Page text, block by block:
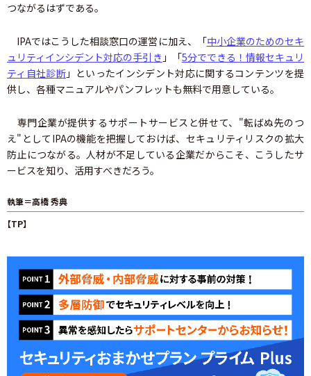
つながるはずである。
IPAではこうした相談窓口の運営に加え、「中小企業のためのセキ
ュリティインシデント対応の手引き 」「5分でできる！情報セキュリ
ティ自社診断」といったインシデント対応に関するコンテンツを提
供し、各種マニュアルやパンフレットも無料で用意している。
専門企業が提供するサポートサービスと併せて、"転ばぬ先のつ
え"としてIPAの機能を把握しておけば、セキュリティリスクの拡大
防止につながる。人材が不足している企業だからこそ、こうしたサ
ービスを知り、活用すべきだろう。
執筆＝高橋 秀典
【TP】